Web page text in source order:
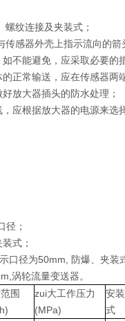
纹连接及夹装式；
传感器外壳上指示流向的
不能避免，应采取必要的
正常输送，应在传感器两
放大器插头的防水处理；
应根据放大器的电源来选
径；
式；
径为50mm, 防爆、夹装
涡轮流量变送器。
围
zui大工作压力
(MPa)
安
式